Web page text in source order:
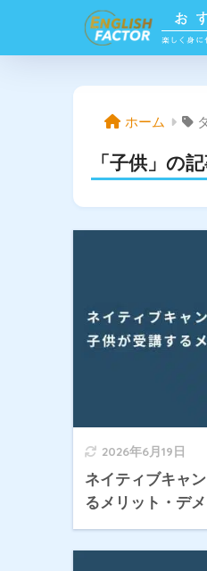
ホーム
「子供」の
2026年6月19日
ネイティブキャ
るメリット・デ